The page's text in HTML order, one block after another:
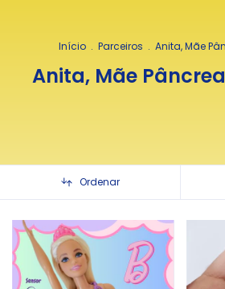
Início . Parceiros . Anita, Mãe
Anita, Mãe
Ordenar